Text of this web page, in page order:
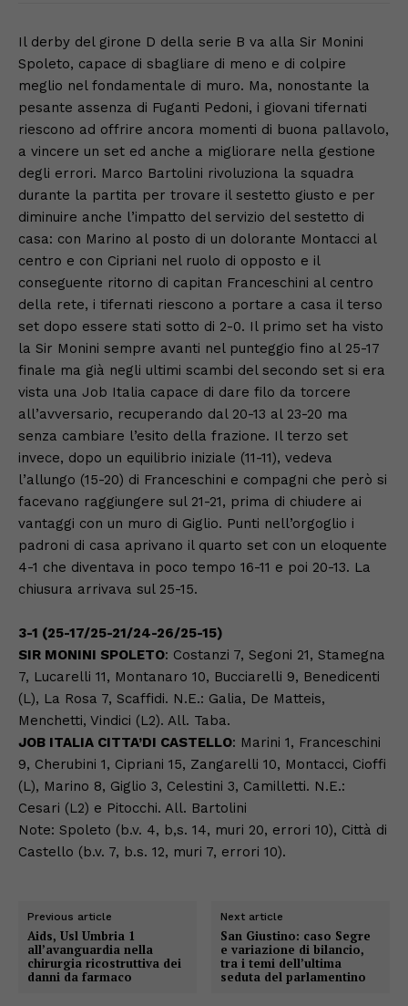
Il derby del girone D della serie B va alla Sir Monini
Spoleto, capace di sbagliare di meno e di colpire
meglio nel fondamentale di muro. Ma, nonostante la
pesante assenza di Fuganti Pedoni, i giovani tifernati
riescono ad offrire ancora momenti di buona pallavolo,
a vincere un set ed anche a migliorare nella gestione
degli errori. Marco Bartolini rivoluziona la squadra
durante la partita per trovare il sestetto giusto e per
diminuire anche l’impatto del servizio del sestetto di
casa: con Marino al posto di un dolorante Montacci al
centro e con Cipriani nel ruolo di opposto e il
conseguente ritorno di capitan Franceschini al centro
della rete, i tifernati riescono a portare a casa il terso
set dopo essere stati sotto di 2-0. Il primo set ha visto
la Sir Monini sempre avanti nel punteggio fino al 25-17
finale ma già negli ultimi scambi del secondo set si era
vista una Job Italia capace di dare filo da torcere
all’avversario, recuperando dal 20-13 al 23-20 ma
senza cambiare l’esito della frazione. Il terzo set
invece, dopo un equilibrio iniziale (11-11), vedeva
l’allungo (15-20) di Franceschini e compagni che però si
facevano raggiungere sul 21-21, prima di chiudere ai
vantaggi con un muro di Giglio. Punti nell’orgoglio i
padroni di casa aprivano il quarto set con un eloquente
4-1 che diventava in poco tempo 16-11 e poi 20-13. La
chiusura arrivava sul 25-15.
3-1 (25-17/25-21/24-26/25-15)
SIR MONINI SPOLETO: Costanzi 7, Segoni 21, Stamegna
7, Lucarelli 11, Montanaro 10, Bucciarelli 9, Benedicenti
(L), La Rosa 7, Scaffidi. N.E.: Galia, De Matteis,
Menchetti, Vindici (L2). All. Taba.
JOB ITALIA CITTA’DI CASTELLO: Marini 1, Franceschini
9, Cherubini 1, Cipriani 15, Zangarelli 10, Montacci, Cioffi
(L), Marino 8, Giglio 3, Celestini 3, Camilletti. N.E.:
Cesari (L2) e Pitocchi. All. Bartolini
Note: Spoleto (b.v. 4, b,s. 14, muri 20, errori 10), Città di
Castello (b.v. 7, b.s. 12, muri 7, errori 10).
Previous article
Aids, Usl Umbria 1
all’avanguardia nella
chirurgia ricostruttiva dei
danni da farmaco
Next article
San Giustino: caso Segre
e variazione di bilancio,
tra i temi dell’ultima
seduta del parlamentino